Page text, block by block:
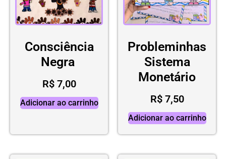
Consciência
Negra
R$7,00
Adicionar ao carrinho
Probleminhas
Sistema
Monetário
R$7,50
Adicionar ao carrinho